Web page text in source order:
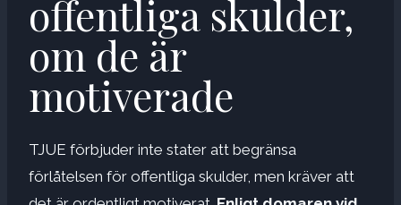
offentliga skulder,
om de är
motiverade
TJUE förbjuder inte stater att begränsa
förlåtelsen för offentliga skulder, men kräver att